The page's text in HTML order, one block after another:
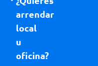
arrendar
local
u
oficina?